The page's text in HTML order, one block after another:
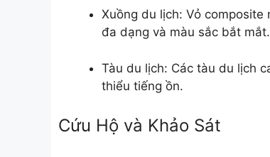
Xuồng du lịch: Vỏ
đa dạng và màu sắc bắt mắt.
Tàu du lịch: Các tàu du lịch
thiểu tiếng ồn.
Cứu Hộ và Khảo Sát